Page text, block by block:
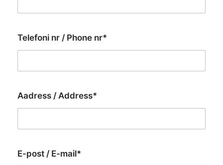
Telefoni nr / Phone nr*
Aadress / Address*
E-post / E-mail*